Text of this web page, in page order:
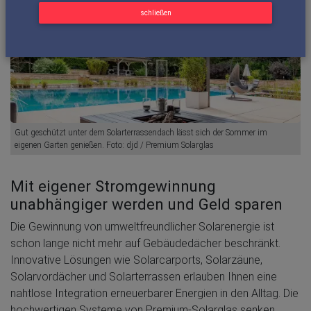
schließen
Gut geschützt unter dem Solarterrassendach lässt sich der Sommer im
eigenen Garten genießen. Foto: djd / Premium Solarglas
Mit eigener Stromgewinnung
unabhängiger werden und Geld sparen
Die Gewinnung von umweltfreundlicher Solarenergie ist
schon lange nicht mehr auf Gebäudedächer beschränkt.
Innovative Lösungen wie Solarcarports, Solarzäune,
Solarvordächer und Solarterrassen erlauben Ihnen eine
nahtlose Integration erneuerbarer Energien in den Alltag. Die